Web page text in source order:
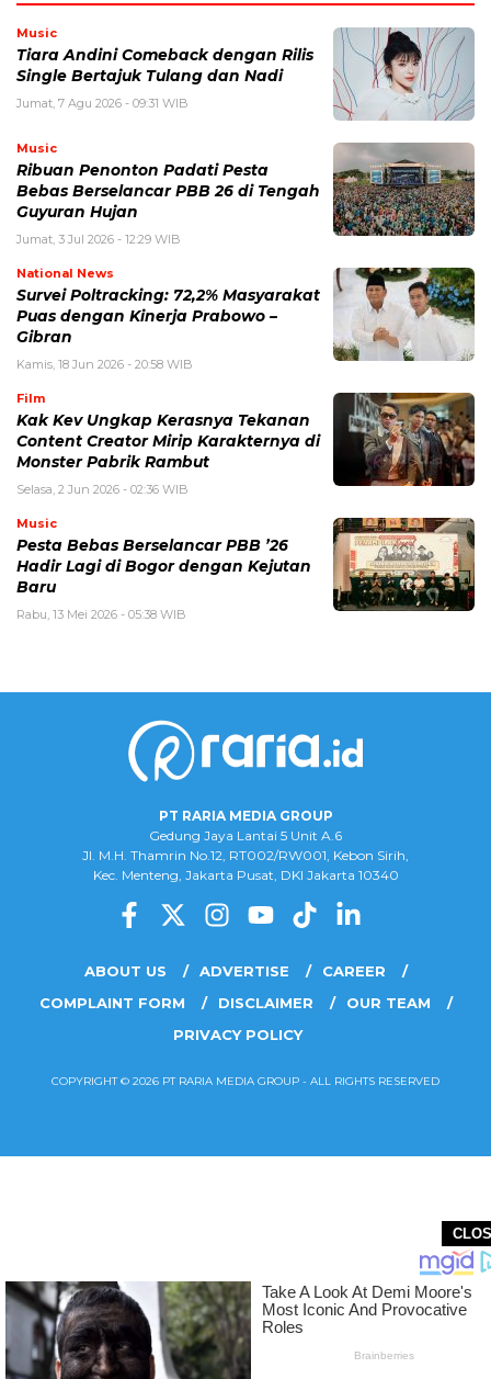
Music
Tiara Andini Comeback dengan Rilis
Single Bertajuk Tulang dan Nadi
Jumat, 7 Agu 2026 - 09:31 WIB
Music
Ribuan Penonton Padati Pesta
Bebas Berselancar PBB 26 di Tengah
Guyuran Hujan
Jumat, 3 Jul 2026 - 12:29 WIB
National News
Survei Poltracking: 72,2% Masyarakat
Puas dengan Kinerja Prabowo –
Gibran
Kamis, 18 Jun 2026 - 20:58 WIB
Film
Kak Kev Ungkap Kerasnya Tekanan
Content Creator Mirip Karakternya di
Monster Pabrik Rambut
Selasa, 2 Jun 2026 - 02:36 WIB
Music
Pesta Bebas Berselancar PBB ’26
Hadir Lagi di Bogor dengan Kejutan
Baru
Rabu, 13 Mei 2026 - 05:38 WIB
PT RARIA MEDIA GROUP
Gedung Jaya Lantai 5 Unit A.6
Jl. M.H. Thamrin No.12, RT002/RW001, Kebon Sirih,
Kec. Menteng, Jakarta Pusat, DKI Jakarta 10340
ABOUT US ADVERTISE
CAREER
COMPLAINT FORM
DISCLAIMER
OUR TEAM
PRIVACY POLICY
COPYRIGHT © 2026 PT RARIA MEDIA GROUP - ALL RIGHTS RESERVED